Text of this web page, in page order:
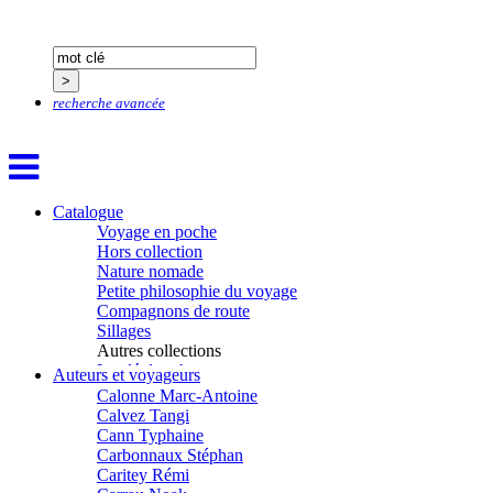
recherche avancée
Catalogue
Voyage en poche
Hors collection
Nature nomade
Petite philosophie du voyage
Compagnons de route
Sillages
Autres collections
La clé des champs
Chemins d’étoiles
Visions
Auteurs et voyageurs
Boch Anne-Laure
Boclet-Weller Robin
Bourgault Pierrick
Brès Justine
Brès Romain
Brossier Éric
Buchy Franck
Buffon Bertrand
Buiron Daphné
Busquet Gérard
Cagnat René
Calonne Marc-Antoine
Calvez Tangi
Cann Typhaine
Carbonnaux Stéphan
Caritey Rémi